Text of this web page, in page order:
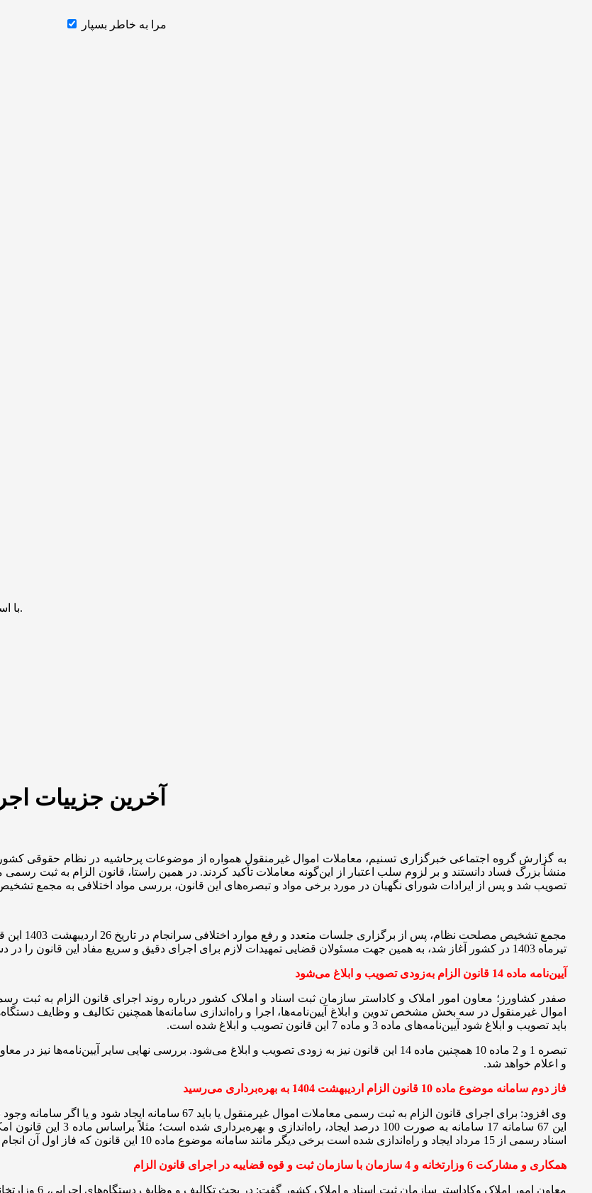
مرا به خاطر بسپار
با استفاده از روش‌های زیر می‌توانید این صفحه را با دوستان خود به اشتراک بگذارید.
آخرین جزییات
به گزارش گروه اجتماعی خبرگزاری تسنیم، معاملات اموال غیرمنقول همواره از موضوعات پرحاشیه در نظام حقوقی
تصویب شد و پس از ایرادات شورای نگهبان در مورد برخی مواد و تبصره‌های این قانون، بررسی مواد اختلافی به مجمع
مجمع
تیرماه 1403 در کشور آغاز شد، به همین جهت مسئولان قضایی تمهیدات لازم برای اجرای دقیق و سریع مفاد این قانون را در دستور کار خود قرار دادند.
آیین‌نامه ماده 14 قانون الزام به‌زودی تصویب و ابلاغ می‌شود
صفدر کشاورز؛ معاون امور املاک و‌ کاداستر سازمان ثبت اسناد و املاک کشور درباره روند اجرای قانون الزام به ثبت
باید تصویب و ابلاغ شود آیین‌نامه‌های ماده 3 و ماده 7 این قانون تصویب و ابلاغ شده است.
تبصره 1 و 2 ماده 10 همچنین ماده 14 این قانون نیز به زودی تصویب و ابلاغ می‌شود. بررسی نهایی سایر
و اعلام خواهد شد.
فاز دوم سامانه موضوع ماده 10 قانون الزام اردیبهشت 1404 به بهره‌برداری می‌رسید
وی افزود: برای اجرای قانون الزام به ثبت رسمی معاملات اموال
این 67 سامانه 17 سامانه
اسناد رسمی از 15 مرداد ایجاد و راه‌اندازی شده است برخی دیگر مانند سامانه موضوع ماده 10 این قانون که فاز اول آن انجام شده و فاز دوم آن در 30 اردیبهشت ماه سال 1404 به بهره‌برداری خواهد رسید.
همکاری و مشارکت 6 وزارتخانه و 4 سازمان با سازمان ثبت و قوه قضاییه در اجرای قانون الزام